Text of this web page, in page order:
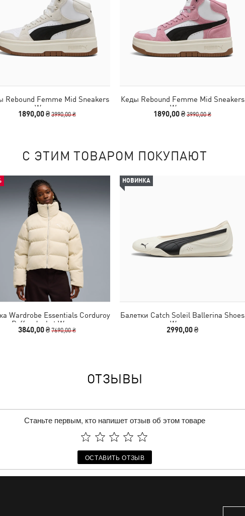
Rebound Femme Mid Sneakers
Women
1890,00 ₴3990,00 ₴
Кеды Rebound Femme Mid Sneakers
Women
1890,00 ₴3990,00 ₴
С ЭТИМ ТОВАРОМ ПОКУПАЮТ
Wardrobe Essentials Corduroy
Puffer Jacket Women
3840,00 ₴7690,00 ₴
НОВИНКА
Балетки Catch Soleil Ballerina Shoes
Women
2990,00 ₴
ОТЗЫВЫ
Станьте первым, кто напишет отзыв об этом товаре
ОСТАВИТЬ ОТЗЫВ